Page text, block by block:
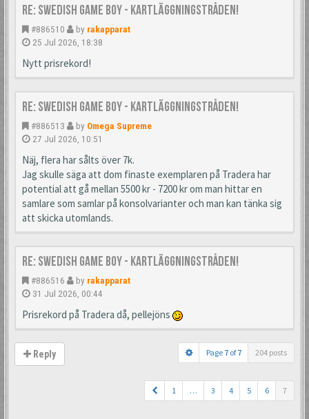
Re: Swedish Game Boy - Kartläggningstråden!
#886510 by rakapparat
25 Jul 2026, 18:38
Nytt prisrekord!
Re: Swedish Game Boy - Kartläggningstråden!
#886513 by Omega Supreme
27 Jul 2026, 10:51
Näj, flera har sålts över 7k.
Jag skulle säga att dom finaste exemplaren på Tradera har
potential att gå mellan 5500 kr - 7200 kr om man hittar en
samlare som samlar på konsolvarianter och man kan tänka sig
att skicka utomlands.
Re: Swedish Game Boy - Kartläggningstråden!
#886516 by rakapparat
31 Jul 2026, 00:44
Prisrekord på Tradera då, pellejöns
Reply Page 7 of7 204 posts
1 … 3 4 5 6 7